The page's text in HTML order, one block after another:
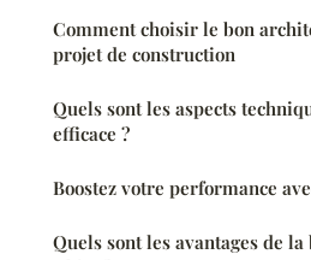
Comment choisir le bon
projet de construction
Quels sont les aspects
efficace ?
Boostez votre performance
Quels sont les avantages de